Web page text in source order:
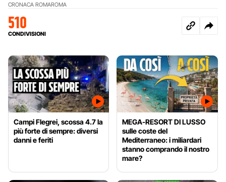
CRONACA ROMAROMA
510
CONDIVISIONI
Campi Flegrei, scossa 4.7 la
più forte di sempre: diversi
danni e feriti
MEGA-RESORT DI LUSSO
sulle coste del
Mediterraneo: i miliardari
stanno comprando il nostro
mare?